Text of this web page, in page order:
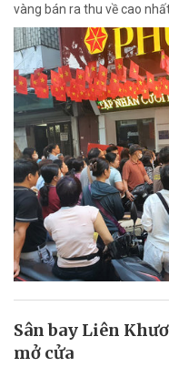
vàng bán ra thu về cao
Sân bay Liên
mở cửa